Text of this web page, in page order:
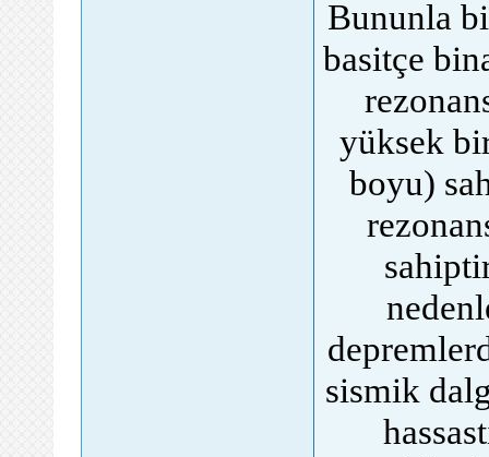
Bununla
basitçe
yüksek
boyu)
sismik